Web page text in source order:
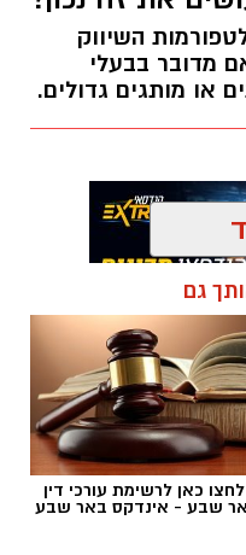
השיווק
מדובר בבעלי
או מותגים גדולים.
גם
כאן לרשימת עורכי דין
שבע - אינדקס באר שבע